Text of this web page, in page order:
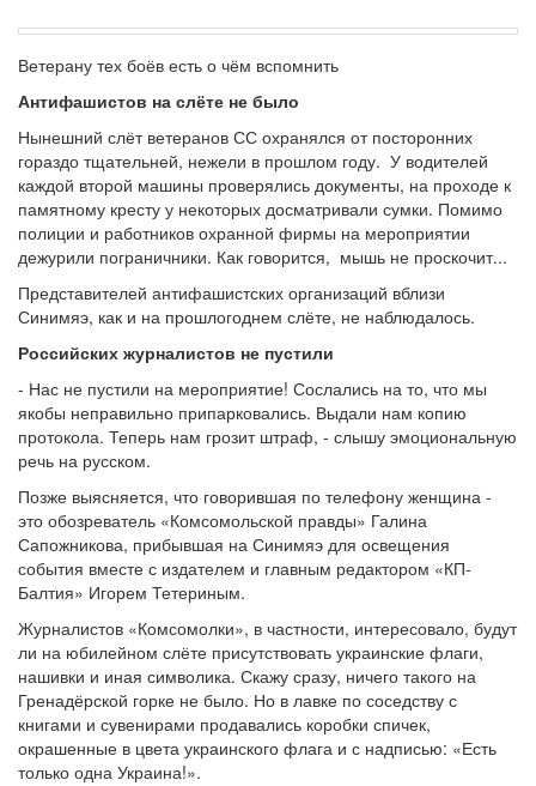
Ветерану тех боёв есть о чём вспомнить
Антифашистов на слёте не было
Нынешний слёт ветеранов СС охранялся от посторонних
гораздо тщательней, нежели в прошлом году. У водителей
каждой второй машины проверялись документы, на проходе к
памятному кресту у некоторых досматривали сумки. Помимо
полиции и работников охранной фирмы на мероприятии
дежурили пограничники. Как говорится, мышь не проскочит...
Представителей антифашистских организаций вблизи
Синимяэ, как и на прошлогоднем слёте, не наблюдалось.
Российских журналистов не пустили
- Нас не пустили на мероприятие! Сослались на то, что мы
якобы неправильно припарковались. Выдали нам копию
протокола. Теперь нам грозит штраф, - слышу эмоциональную
речь на русском.
Позже выясняется, что говорившая по телефону женщина -
это обозреватель «Комсомольской правды» Галина
Сапожникова, прибывшая на Синимяэ для освещения
события вместе с издателем и главным редактором «КП-
Балтия» Игорем Тетериным.
Журналистов «Комсомолки», в частности, интересовало, будут
ли на юбилейном слёте присутствовать украинские флаги,
нашивки и иная символика. Скажу сразу, ничего такого на
Гренадёрской горке не было. Но в лавке по соседству с
книгами и сувенирами продавались коробки спичек,
окрашенные в цвета украинского флага и с надписью: «Есть
только одна Украина!».